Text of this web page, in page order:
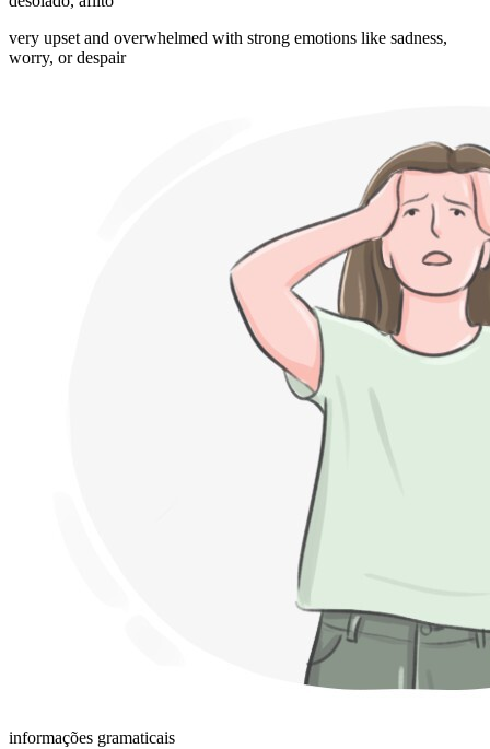
very upset and overwhelmed with strong emotions like sadness,
worry, or despair
informações gramaticais